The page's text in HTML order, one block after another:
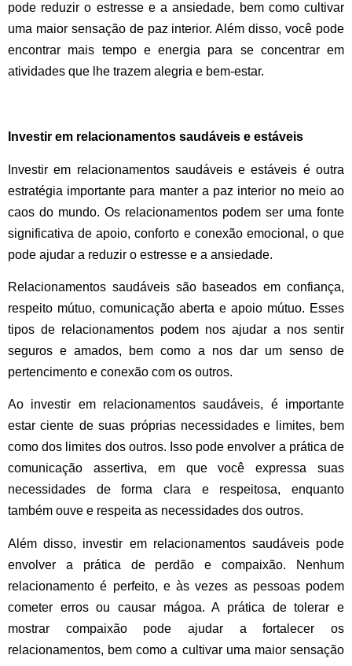
pode reduzir o estresse e a ansiedade, bem como cultivar
uma maior sensação de paz interior. Além disso, você pode
encontrar mais tempo e energia para se concentrar em
atividades que lhe trazem alegria e bem-estar.
Investir em relacionamentos saudáveis ​​e estáveis
Investir em relacionamentos saudáveis ​​e estáveis ​​é outra
estratégia importante para manter a paz interior no meio ao
caos do mundo. Os relacionamentos podem ser uma fonte
significativa de apoio, conforto e conexão emocional, o que
pode ajudar a reduzir o estresse e a ansiedade.
Relacionamentos saudáveis ​​são baseados em confiança,
respeito mútuo, comunicação aberta e apoio mútuo. Esses
tipos de relacionamentos podem nos ajudar a nos sentir
seguros e amados, bem como a nos dar um senso de
pertencimento e conexão com os outros.
Ao investir em relacionamentos saudáveis, é importante
estar ciente de suas próprias necessidades e limites, bem
como dos limites dos outros. Isso pode envolver a prática de
comunicação assertiva, em que você expressa suas
necessidades de forma clara e respeitosa, enquanto
também ouve e respeita as necessidades dos outros.
Além disso, investir em relacionamentos saudáveis ​​pode
envolver a prática de perdão e compaixão. Nenhum
relacionamento é perfeito, e às vezes as pessoas podem
cometer erros ou causar mágoa. A prática de tolerar e
mostrar compaixão pode ajudar a fortalecer os
relacionamentos, bem como a cultivar uma maior sensação